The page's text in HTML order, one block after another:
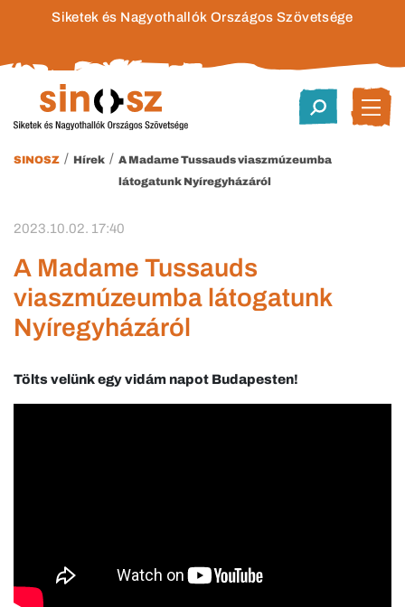
Siketek és Nagyothallók Országos Szövetsége
SINOSZ / Hírek / A Madame Tussauds viaszmúzeumba
látogatunk Nyíregyházáról
2023.10.02. 17:40
A Madame Tussauds
viaszmúzeumba látogatunk
Nyíregyházáról
Tölts velünk egy vidám napot Budapesten!